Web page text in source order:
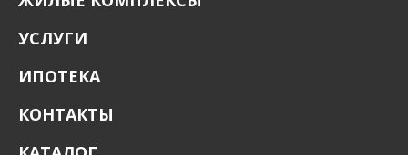
УСЛУГИ
ИПОТЕКА
КОНТАКТЫ